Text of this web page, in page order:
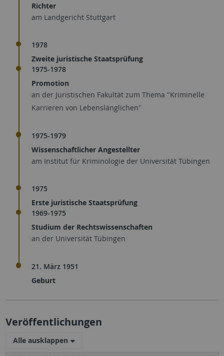
Richter
am Landgericht Stuttgart
1978
Zweite juristische Staatsprüfung
1975-1978
Promotion
an der Juristischen Fakultät zum Thema "Kriminelle
Karrieren von Lebenslänglichen"
1975-1979
Wissenschaftlicher Angestellter
am Institut für Kriminologie der Universität Tübingen
1975
Erste juristische Staatsprüfung
1969-1975
Studium der Rechtswissenschaften
an der Universität Tübingen
21. März 1951
Geburt
Veröffentlichungen
Alle ausklappen